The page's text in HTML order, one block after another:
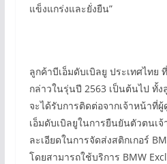
แข็งแกร่งและยั่งยืน”
ลูกค้าบีเอ็มดับเบิลยู ประเทศไทย
กล่าวในรุ่นปี 2563 เป็นต้นไป ทั้
จะได้รับการติดต่อจากเจ้าหน้าที่
เอ็มดับเบิลยูในการยืนยันตัวตนเ
ละเอียดในการจัดส่งสติกเกอร์
โดยสามารถใช้บริการ BMW